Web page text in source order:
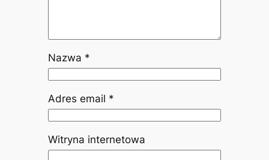
Nazwa *
Adres email *
Witryna internetowa